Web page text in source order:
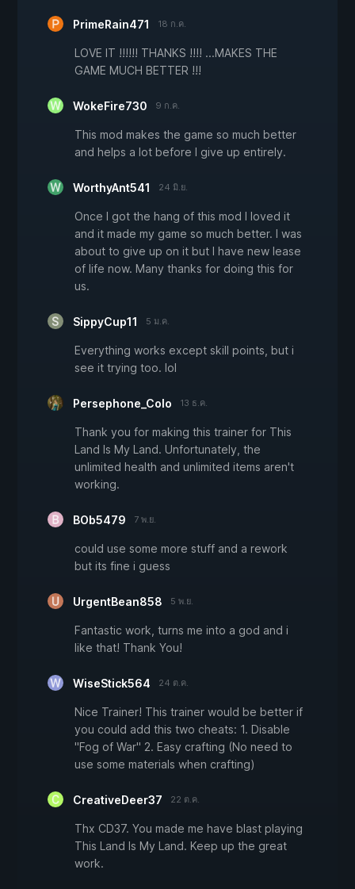
PrimeRain471 18 ก.ค.
LOVE IT !!!!!! THANKS !!!! ...MAKES THE
GAME MUCH BETTER !!!
WokeFire730 9 ก.ค.
This mod makes the game so much better
and helps a lot before I give up entirely.
WorthyAnt541 24 มิ.ย.
Once I got the hang of this mod I loved it
and it made my game so much better. I was
about to give up on it but I have new lease
of life now. Many thanks for doing this for
us.
SippyCup11 5 ม.ค.
Everything works except skill points, but i
see it trying too. lol
Persephone_Colo 13 ธ.ค.
Thank you for making this trainer for This
Land Is My Land. Unfortunately, the
unlimited health and unlimited items aren't
working.
BOb5479 7 พ.ย.
could use some more stuff and a rework
but its fine i guess
UrgentBean858 5 พ.ย.
Fantastic work, turns me into a god and i
like that! Thank You!
WiseStick564 24 ต.ค.
Nice Trainer! This trainer would be better if
you could add this two cheats: 1. Disable
"Fog of War" 2. Easy crafting (No need to
use some materials when crafting)
CreativeDeer37 22 ต.ค.
Thx CD37. You made me have blast playing
This Land Is My Land. Keep up the great
work.